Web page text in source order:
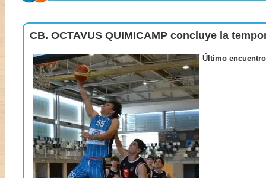
CB. OCTAVUS QUIMICAMP concluye la
Último